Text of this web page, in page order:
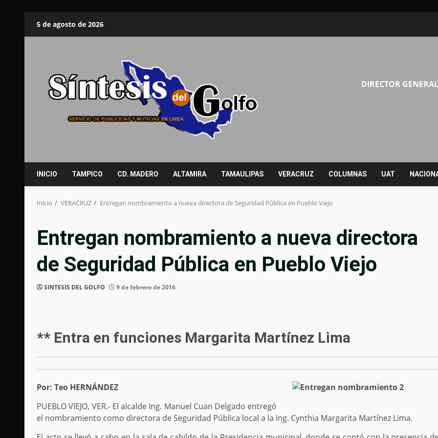
5 de agosto de 2026
DIRECTOR
INICIO TAMPICO CD. MADERO ALTAMIRA TAMAULIPAS VERACRUZ COLUMNAS UAT
Inicio VERACRUZ Entregan nombramiento a nueva directora de Seguridad Pública en Pueblo Viejo
Entregan nombramiento a nueva directora
de Seguridad Pública en Pueblo Viejo
SINTESIS DEL GOLFO 9 de febrero de 2016
** Entra en funciones Margarita Martínez Lima
Por: Teo HERNÁNDEZ
PUEBLO VIEJO, VER.- El alcalde Ing. Manuel Cuan Delgado entregó
el nombramiento como directora de Seguridad Pública local a la Ing. Cynthia Margarita Martínez Lima.